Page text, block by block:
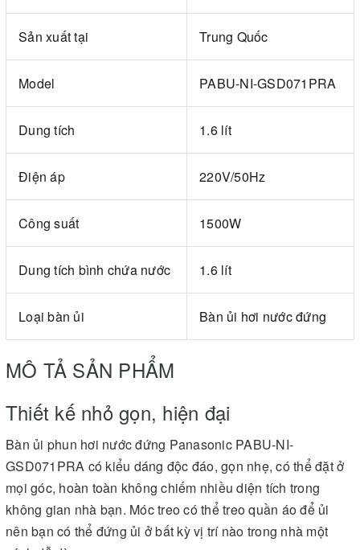
Sản xuất tại Trung Quốc
Model PABU-NI-GSD071PRA
Dung tích 1.6 lít
Điện áp 220V/50Hz
Công suất 1500W
Dung tích bình chứa nước 1.6 lít
Loại bàn ủi Bàn ủi hơi nước đứng
MÔ TẢ SẢN PHẨM
Thiết kế nhỏ gọn, hiện đại
Bàn ủi phun hơi nước đứng Panasonic PABU-NI-
GSD071PRA có kiểu dáng độc đáo, gọn nhẹ, có thể đặt ở
mọi góc, hoàn toàn không chiếm nhiều diện tích trong
không gian nhà bạn. Móc treo có thể treo quần áo để ủi
nên bạn có thể đứng ủi ở bất kỳ vị trí nào trong nhà một